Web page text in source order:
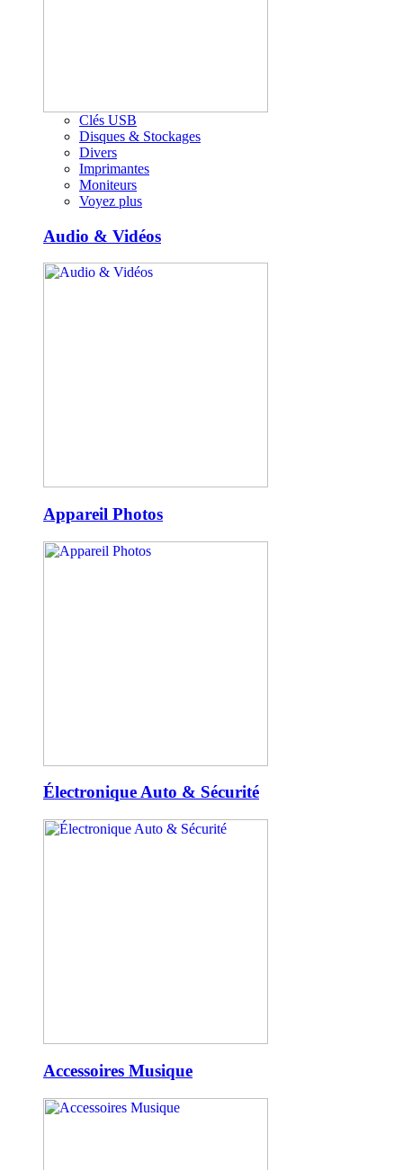
Clés USB
Disques & Stockages
Divers
Imprimantes
Moniteurs
Voyez plus
Audio & Vidéos
Appareil Photos
Électronique Auto & Sécurité
Accessoires Musique